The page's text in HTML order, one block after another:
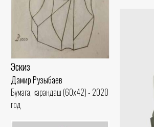
Эскиз
Дамир Рузыбаев
Бумага, карандаш (60x42) - 2020
год